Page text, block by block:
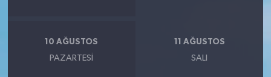
10 AĞUSTOS
PAZARTESI
11 AĞUSTOS
SALI